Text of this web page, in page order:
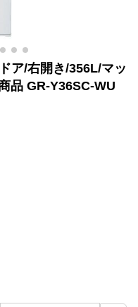
ア/右開き/356L/マッ
品 GR-Y36SC-WU